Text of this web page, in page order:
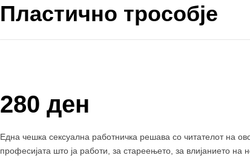
Пластично трособје
280 ден
Една чешка сексуална работничка решава со читателот на
професијата што ја работи, за стареењето, за влијанието на